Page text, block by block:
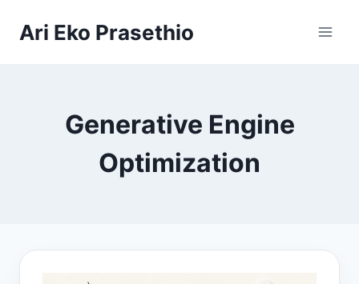
Ari Eko Prasethio
Generative Engine
Optimization